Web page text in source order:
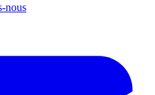
nous